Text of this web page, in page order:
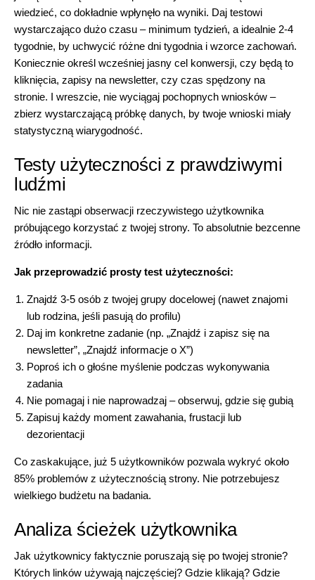
wiedzieć, co dokładnie wpłynęło na wyniki. Daj testowi
wystarczająco dużo czasu – minimum tydzień, a idealnie 2-4
tygodnie, by uchwycić różne dni tygodnia i wzorce zachowań.
Koniecznie określ wcześniej jasny cel konwersji, czy będą to
kliknięcia, zapisy na newsletter, czy czas spędzony na
stronie. I wreszcie, nie wyciągaj pochopnych wniosków –
zbierz wystarczającą próbkę danych, by twoje wnioski miały
statystyczną wiarygodność.
Testy użyteczności z prawdziwymi
ludźmi
Nic nie zastąpi obserwacji rzeczywistego użytkownika
próbującego korzystać z twojej strony. To absolutnie bezcenne
źródło informacji.
Jak przeprowadzić prosty test użyteczności:
Znajdź 3-5 osób z twojej grupy docelowej (nawet znajomi
lub rodzina, jeśli pasują do profilu)
Daj im konkretne zadanie (np. „Znajdź i zapisz się na
newsletter”, „Znajdź informacje o X”)
Poproś ich o głośne myślenie podczas wykonywania
zadania
Nie pomagaj i nie naprowadzaj – obserwuj, gdzie się gubią
Zapisuj każdy moment zawahania, frustacji lub
dezorientacji
Co zaskakujące, już 5 użytkowników pozwala wykryć około
85% problemów z użytecznością strony. Nie potrzebujesz
wielkiego budżetu na badania.
Analiza ścieżek użytkownika
Jak użytkownicy faktycznie poruszają się po twojej stronie?
Których linków używają najczęściej? Gdzie klikają? Gdzie